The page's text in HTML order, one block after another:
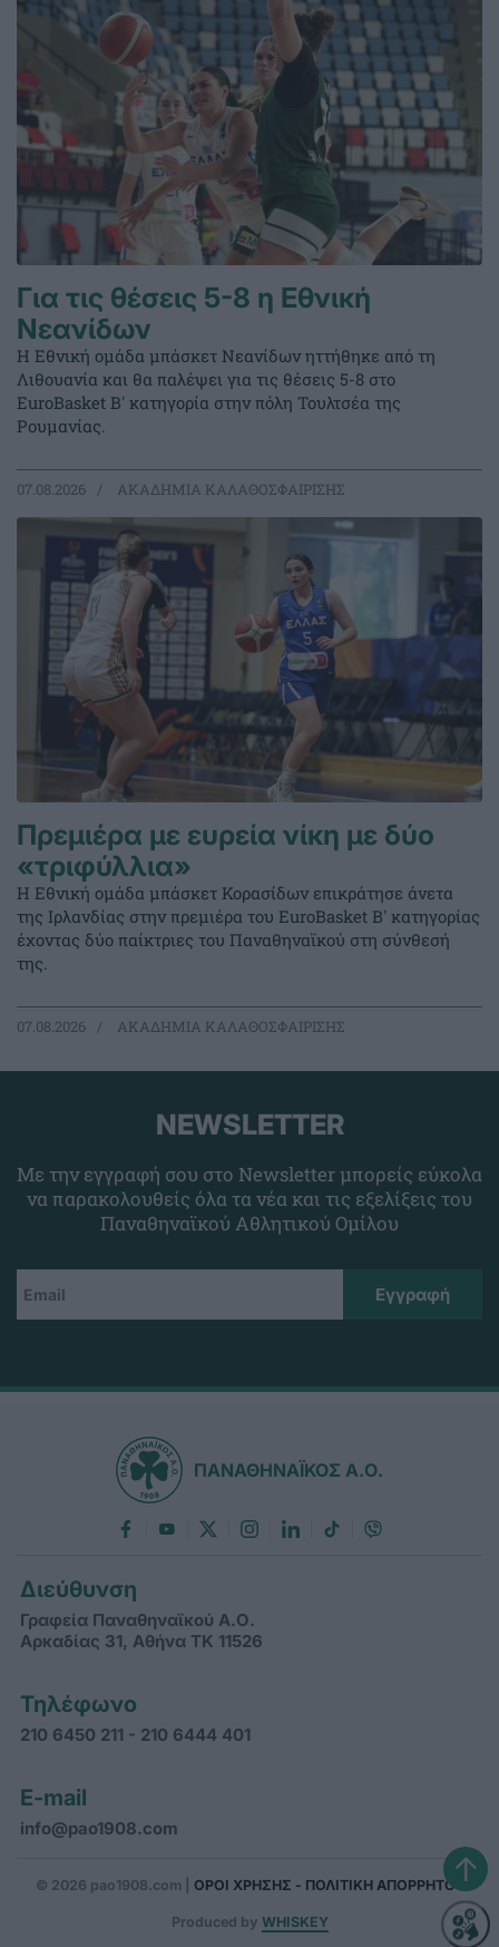
Για τις θέσεις 5-8 η Εθνική
Νεανίδων
Η Εθνική ομάδα μπάσκετ Νεανίδων ηττήθηκε από τη
Λιθουανία και θα παλέψει για τις θέσεις 5-8 στο
EuroBasket Β' κατηγορία στην πόλη Τουλτσέα της
Ρουμανίας.
07.08.2026 ΑΚΑΔΗΜΙΑ ΚΑΛΑΘΟΣΦΑΙΡΙΣΗΣ
Πρεμιέρα με ευρεία νίκη με δύο
«τριφύλλια»
Η Εθνική ομάδα μπάσκετ Κορασίδων επικράτησε άνετα
της Ιρλανδίας στην πρεμιέρα του EuroBasket Β' κατηγορίας
έχοντας δύο παίκτριες του Παναθηναϊκού στη σύνθεσή
της.
07.08.2026 ΑΚΑΔΗΜΙΑ ΚΑΛΑΘΟΣΦΑΙΡΙΣΗΣ
NEWSLETTER
Με την εγγραφή σου στο Newsletter μπορείς εύκολα
να παρακολουθείς όλα τα νέα και τις εξελίξεις του
Παναθηναϊκού Αθλητικού Ομίλου
ΠΑΝΑΘΗΝΑΪΚΟΣ Α.Ο.
Διεύθυνση
Γραφεία Παναθηναϊκού Α.Ο.
Αρκαδίας 31, Αθήνα ΤΚ 11526
Τηλέφωνο
210 6450 211 - 210 6444 401
E-mail
info@pao1908.com
© 2026 pao1908.com | ΟΡΟΙ ΧΡΗΣΗΣ - ΠΟΛΙΤΙΚΗ ΑΠΟΡΡΗΤΟΥ
Produced by WHISKEY
↑